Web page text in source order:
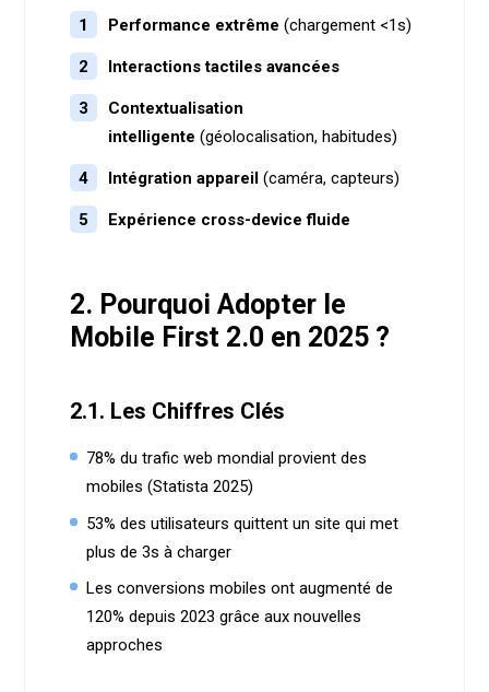
Performance extrême (chargement <1s)
Interactions tactiles avancées
Contextualisation
intelligente (géolocalisation, habitudes)
Intégration appareil (caméra, capteurs)
Expérience cross-device fluide
2. Pourquoi Adopter le
Mobile First 2.0 en 2025 ?
2.1. Les Chiffres Clés
78% du trafic web mondial provient des
mobiles (Statista 2025)
53% des utilisateurs quittent un site qui met
plus de 3s à charger
Les conversions mobiles ont augmenté de
120% depuis 2023 grâce aux nouvelles
approches